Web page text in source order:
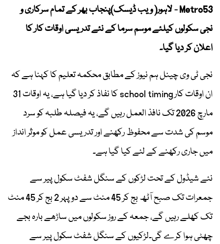
Metro53 - لاہور( ویب ڈیسک)پنجاب بھر کے تمام سرکاری و
نجی سکولوں کیلئے موسم سرما کے نئے تدریسی اوقات کار کا
اعلان کر دیا گیا۔
نجی ٹی وی چینل ہم نیوز کے مطابق محکمہ تعلیم کا کہنا ہے کہ
ان اوقات کار school timing کا نفاذ کر دیا گیا ہے، یہ اوقات 31
مارچ 2026 تک نافذ العمل رہیں گے، یہ فیصلہ طلبہ کو سرد
موسم کی شدت سے محفوظ رکھنے اور تدریسی عمل کو موثر انداز
میں جاری رکھنے کے لئے کیا گیا ہے۔
نئے شیڈول کے تحت لڑکوں کے سنگل شفٹ سکول پیر سے
جمعرات تک صبح آٹھ بج کر 45 منٹ سے دوپہر 2 بج کر 45 منٹ
تک کھلے رہیں گے، جمعہ کے روز سکولوں میں ساڑھے بارہ بجے
چھٹی ہوا کرے گی۔لڑکیوں کے سنگل شفٹ سکول پیر سے